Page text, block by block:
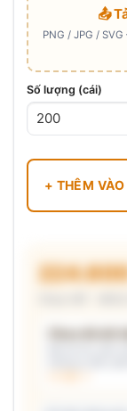
📤
PNG / JPG /
Số lượng (cái)
+ THÊM